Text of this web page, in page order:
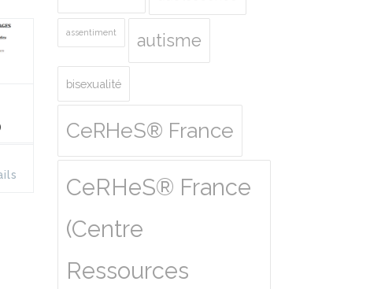
assentiment autisme
bisexualité
CeRHeS® France
CeRHeS® France
(Centre
Ressources